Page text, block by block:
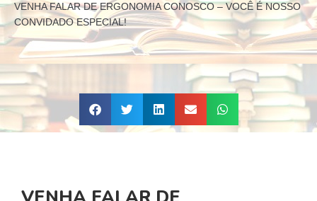
VENHA FALAR DE ERGONOMIA CONOSCO – VOCÊ É NOSSO
CONVIDADO ESPECIAL!